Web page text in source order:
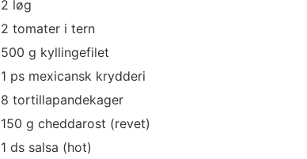
2 løg
2 tomater i tern
500 g kyllingefilet
1 ps mexicansk krydderi
8 tortillapandekager
150 g cheddarost (revet)
1 ds salsa (hot)